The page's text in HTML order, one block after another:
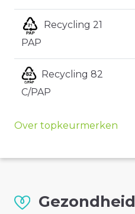
Recycling 21
PAP
Recycling 82
C/PAP
Over topkeurmerken
Gezondheid